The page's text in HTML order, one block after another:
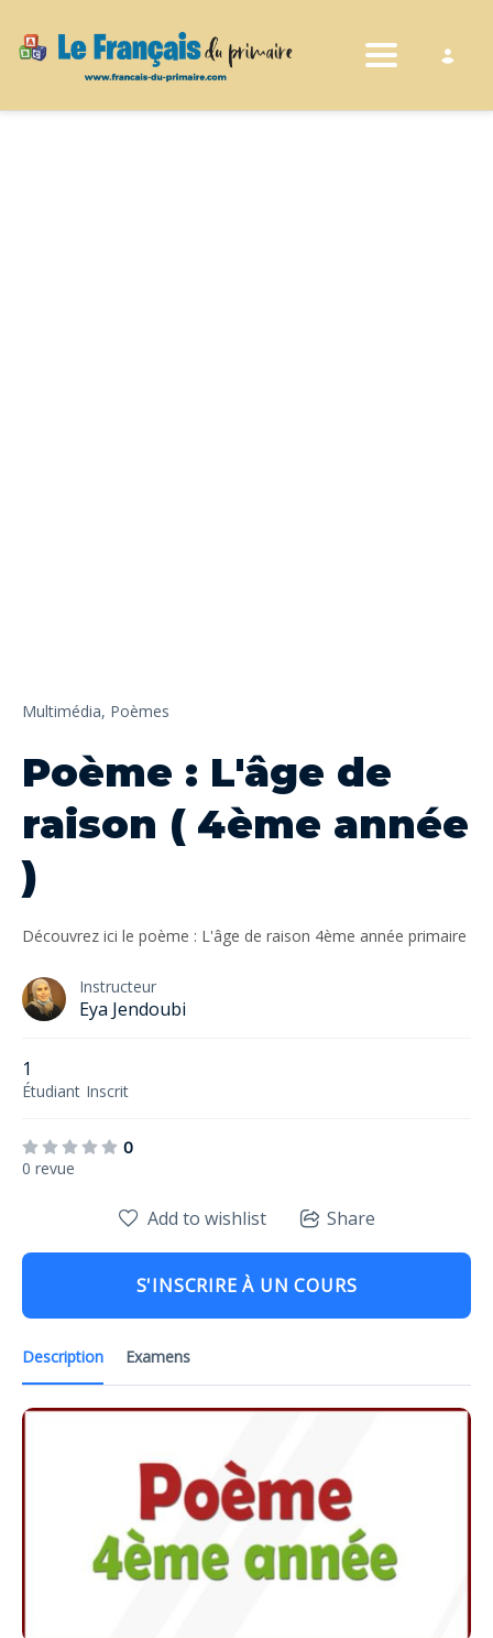
Toggle
Multimédia, Poèmes
Poème : L'âge de
raison ( 4ème année
)
Découvrez ici le poème : L'âge de raison 4ème année primaire
Instructeur
Eya Jendoubi
1
Étudiant Inscrit
0
0 revue
Description Examens
Add to wishlist Share
S'INSCRIRE À UN COURS